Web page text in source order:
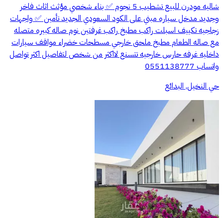
شاليه مودرن للبيع تشطيب 5 نجوم ✅ بناء شخصي مؤثث اثاث فاخر
وجديد مدخل سياره مبني على الكود السعودي الجديد تأمين ✅ واجهات
زجاجيه تكييف اسبلت راكب مطبخ راكب غرفتين نوم صاله كبيره متصله
مع صاله الطعام مطبخ ملحق خارجي مسطحات خضراء مواقف سيارات
داخليه غرفه حارس خارجيه تتسنع لااكثر من شخص لتفاصيل اكثر تواصل
واتساب 0551138777
حي النخيل, البدائع